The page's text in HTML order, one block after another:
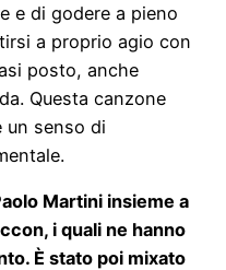
e di godere a pieno
a proprio agio con
posto, anche
Questa canzone
un senso di
Martini insieme a
i quali ne hanno
È stato poi mixato